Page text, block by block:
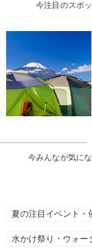
今注目のスポ
今みんなが気に
夏の注目イベント・
水かけ祭り・ウォー